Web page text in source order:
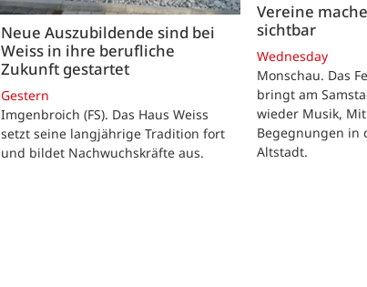
Neue Auszubildende sind bei
Weiss in ihre berufliche
Zukunft gestartet
Gestern
Imgenbroich (FS). Das Haus Weiss
setzt seine langjährige Tradition fort
und bildet Nachwuchskräfte aus.
Vereine
sichtbar
Wednesday
Monschau. Das
bringt am
wieder Musik,
Begegnungen in
Altstadt.